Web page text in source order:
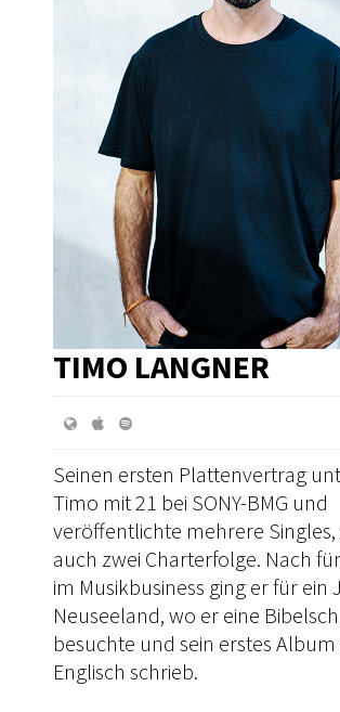
TIMO LANGNER
Seinen ersten Plattenvertrag
Timo mit 21 bei SONY-BMG und
veröffentlichte mehrere
auch zwei Charterfolge. Nach
im Musikbusiness ging er für ein
Neuseeland, wo er eine
besuchte und sein erstes
Englisch schrieb.